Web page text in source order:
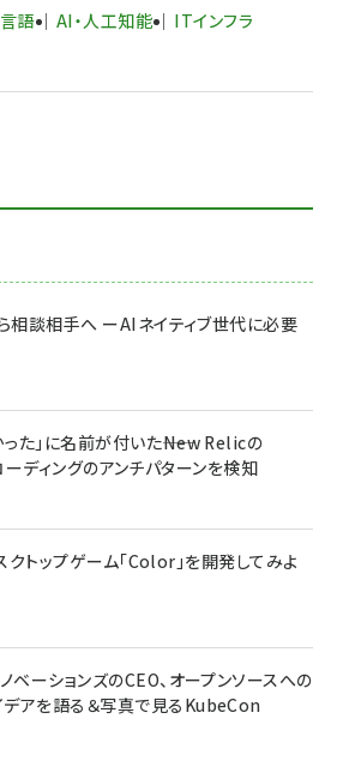
語 AI・人工知能 ITインフラ
相談相手へ ーAIネイティブ世代に必要
た」に名前が付いた――New Relicの
ディングのアンチパターンを検知
クトップゲーム「Color」を開発してみよ
ベーションズのCEO、オープンソースへの
アを語る＆写真で見るKubeCon